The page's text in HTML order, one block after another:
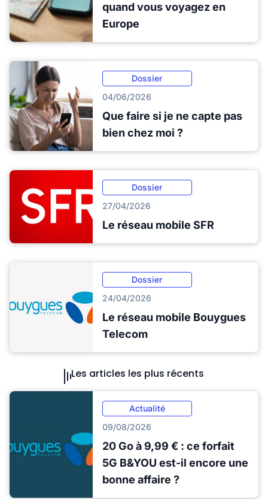
quand vous voyagez en
Europe
Dossier
04/06/2026
Que faire si je ne capte pas
bien chez moi ?
Dossier
27/04/2026
Le réseau mobile SFR
Dossier
24/04/2026
Le réseau mobile Bouygues
Telecom
Les articles les plus récents
Actualité
09/08/2026
20 Go à 9,99 € : ce forfait
5G B&YOU est-il encore une
bonne affaire ?